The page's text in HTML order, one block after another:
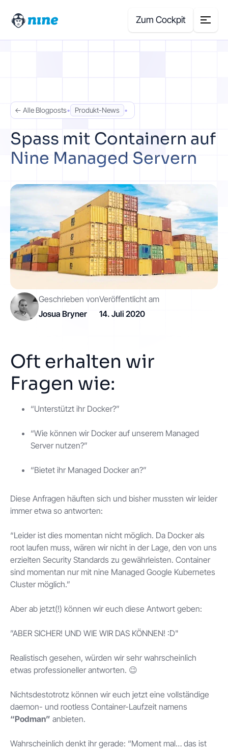
Zum Cockpit
Case Studies
Über uns
Preisrechner
Kontakt
Los geht's
Status Support Dokumentation
EN
← Alle Blogposts• Produkt-News •
Spass mit Containern auf
Nine Managed Servern
Geschrieben von
Josua Bryner
Veröffentlicht am
14. Juli 2020
Oft erhalten wir
Fragen wie:
“Unterstützt ihr Docker?”
“Wie können wir Docker auf unserem Managed
Server nutzen?”
“Bietet ihr Managed Docker an?”
Diese Anfragen häuften sich und bisher mussten wir leider
immer etwa so antworten:
“Leider ist dies momentan nicht möglich. Da Docker als
root laufen muss, wären wir nicht in der Lage, den von uns
erzielten Security Standards zu gewährleisten. Container
sind momentan nur mit nine Managed Google Kubernetes
Cluster möglich.”
Aber ab jetzt(!) können wir euch diese Antwort geben:
”ABER SICHER! UND WIE WIR DAS KÖNNEN! :D"
Realistisch gesehen, würden wir sehr wahrscheinlich
etwas professioneller antworten. 😉
Nichtsdestotrotz können wir euch jetzt eine vollständige
daemon- und rootless Container-Laufzeit namens
“Podman” anbieten.
Wahrscheinlich denkt ihr gerade: “Moment mal… das ist